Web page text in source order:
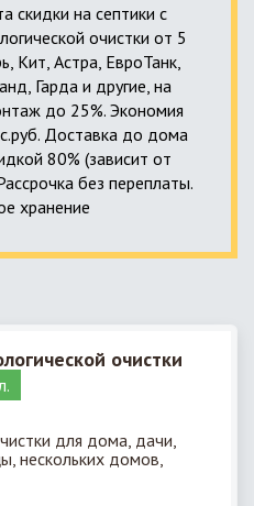
скидки на септики с
очистки от 5
Кит, Астра, ЕвроТанк,
Гарда и другие, на
до 25%. Экономия
Доставка до дома
80% (зависит от
без переплаты.
хранение
очистки
для дома, дачи,
нескольких домов,